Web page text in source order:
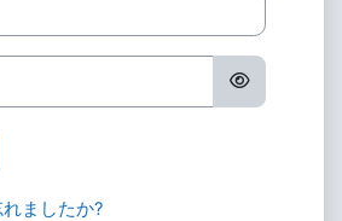
ましたか?